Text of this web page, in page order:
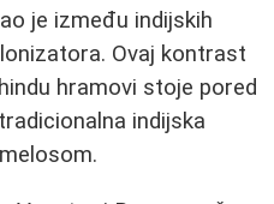
je između indijskih
Ovaj kontrast
hramovi stoje pored
indijska